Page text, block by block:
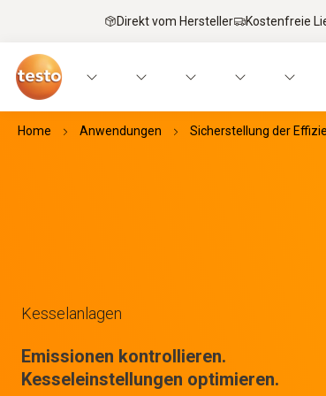
Direkt vom Hersteller Kostenfreie
Home Anwendungen Sicherstellung der
Kesselanlagen
Emissionen kontrollieren.
Kesseleinstellungen optimieren.